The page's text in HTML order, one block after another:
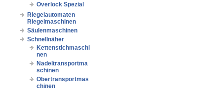
Overlock Spezial
Riegelautomaten
Riegelmaschinen
Säulenmaschinen
Schnellnäher
Kettenstichmaschi
nen
Nadeltransportma
schinen
Obertransportmas
chinen